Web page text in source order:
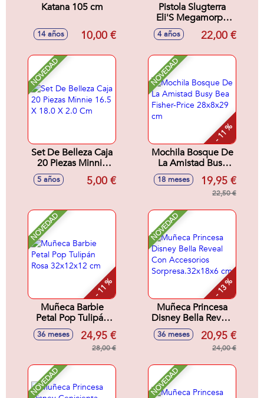
Katana 105 cm
14 años 10,00 €
Pistola Slugterra
Eli'S Megamorph
Blaster. Lanza Hasta
6 Dardos a La Vez.
Incluye 8 Dardos.
4 años 22,00 €
NOVEDAD
Set De Belleza Caja
20 Piezas Minnie
16.5 X 18.0 X 2.0
5 años 5,00 €
NOVEDAD
- 11 %
Mochila Bosque De
La Amistad Busy
Bea Fisher-Price
28x8x29 cm
18 meses 19,95 €
22,50 €
NOVEDAD
- 11 %
Muñeca Barbie
Petal Pop Tulipán
Rosa 32x12x12 cm
36 meses 24,95 €
28,00 €
NOVEDAD
- 13 %
Muñeca Princesa
Disney Bella Reveal
Con Accesorios
Sorpresa.32x18x6
36 meses 20,95 €
24,00 €
NOVEDAD NOVEDAD